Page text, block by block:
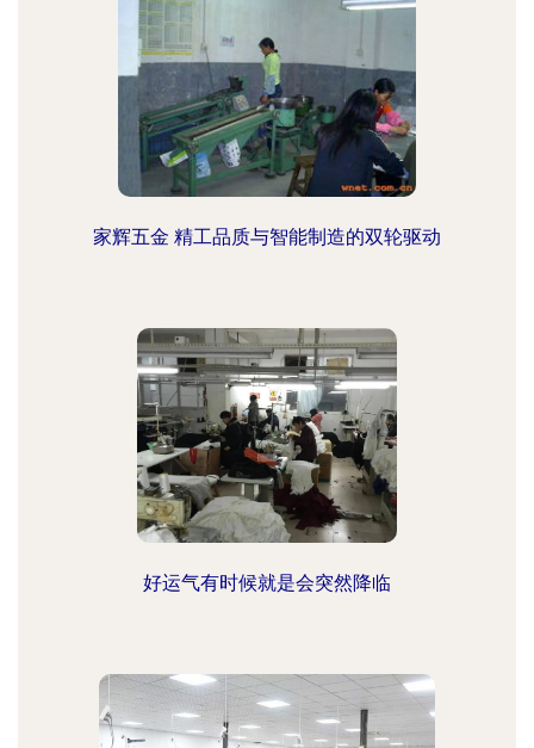
家辉五金 精工品质与智能制造的双轮驱动
好运气有时候就是会突然降临